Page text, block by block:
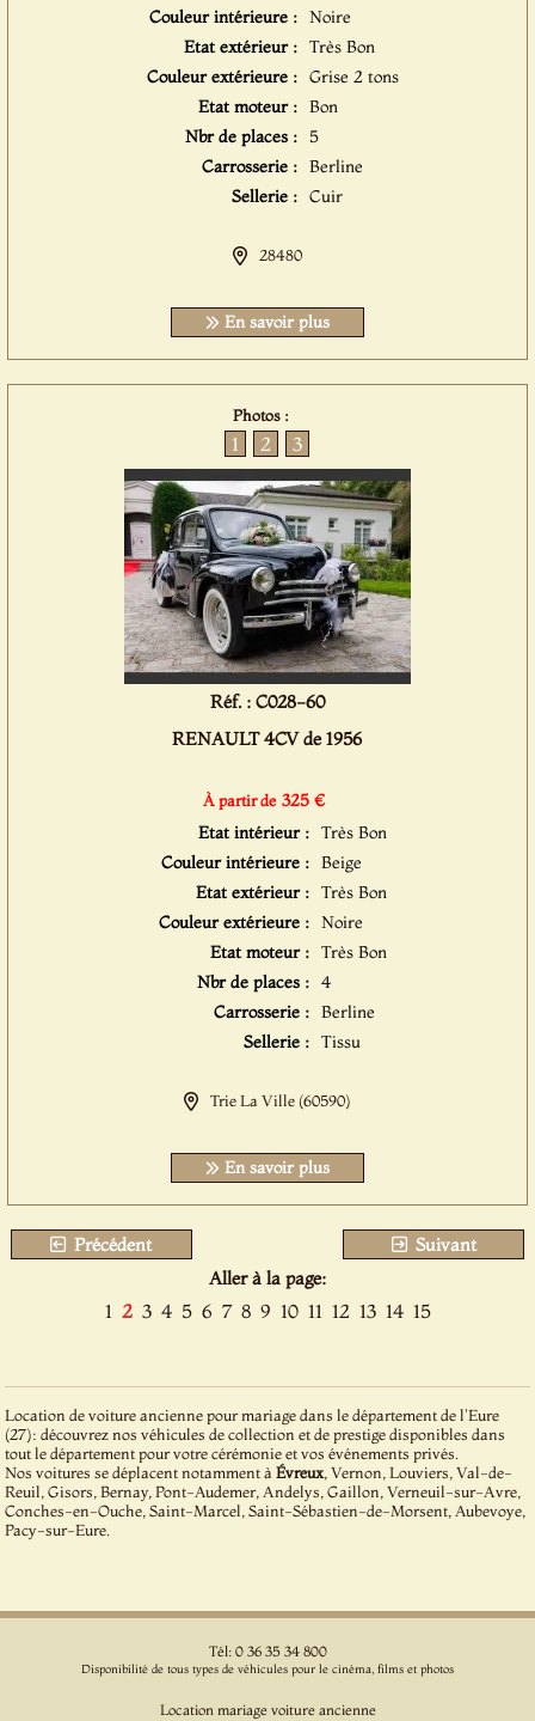
Couleur intérieure : Noire
Etat extérieur : Très Bon
Couleur extérieure : Grise 2 tons
Etat moteur : Bon
Nbr de places : 5
Carrosserie : Berline
Sellerie : Cuir
28480
En savoir plus
Photos :
1 2 3
Réf. : C028-60
RENAULT 4CV de 1956
À partir de 325 €
Etat intérieur : Très Bon
Couleur intérieure : Beige
Etat extérieur : Très Bon
Couleur extérieure : Noire
Etat moteur : Très Bon
Nbr de places : 4
Carrosserie : Berline
Sellerie : Tissu
Trie La Ville (60590)
En savoir plus
Précédent
Suivant
Aller à la page:
1 2 3 4 5 6 7 8 9 10 11 12 13 14 15
Location de voiture ancienne pour mariage dans le département de l'Eure
(27): découvrez nos véhicules de collection et de prestige disponibles dans
tout le département pour votre cérémonie et vos événements privés.
Nos voitures se déplacent notamment àÉvreux , Vernon, Louviers, Val-de-
Reuil, Gisors, Bernay, Pont-Audemer, Andelys, Gaillon, Verneuil-sur-Avre,
Conches-en-Ouche, Saint-Marcel, Saint-Sébastien-de-Morsent, Aubevoye,
Pacy-sur-Eure.
Tél: 0 36 35 34 800
Disponibilité de tous types de véhicules pour le cinéma, films et photos
Location mariage voiture ancienne